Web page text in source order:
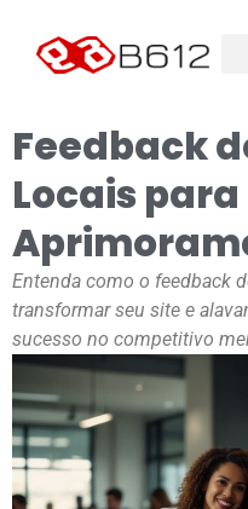
Feedback
Locais para
Entenda como o feedback
transformar seu site e
sucesso no competitivo